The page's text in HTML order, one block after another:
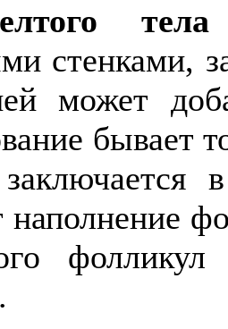
тела
стенками,
может
бывает
наполнение
фолликул